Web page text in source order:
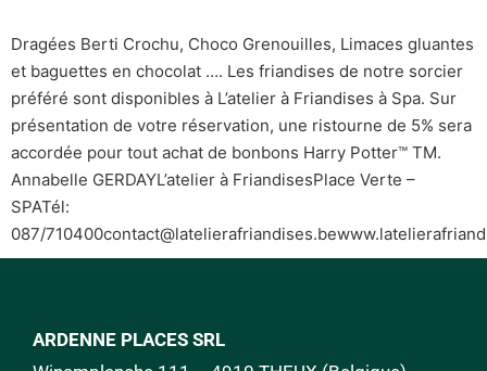
Dragées Berti Crochu, Choco Grenouilles, Limaces gluantes
et baguettes en chocolat …. Les friandises de notre sorcier
préféré sont disponibles à L’atelier à Friandises à Spa. Sur
présentation de votre réservation, une ristourne de 5% sera
accordée pour tout achat de bonbons Harry Potter™ TM.
Annabelle GERDAYL’atelier à FriandisesPlace Verte –
SPATél:
087/
ARDENNE PLACES SRL